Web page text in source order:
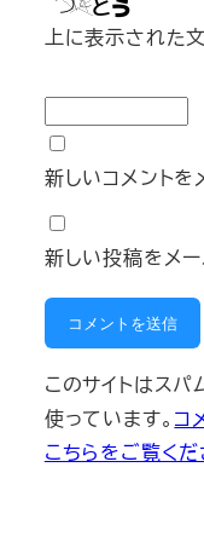
上に表示された
新しいコメント
新しい投稿をメ
このサイトはス
使っています。 コ
こちらをご覧く